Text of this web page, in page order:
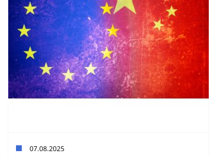
07.08.2025